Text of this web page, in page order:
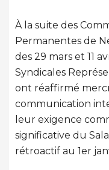
À la suite des
Permanentes de
des 29 mars et 11
Syndicales
ont réaffirmé
communication
leur exigence
significative du
rétroactif au 1er